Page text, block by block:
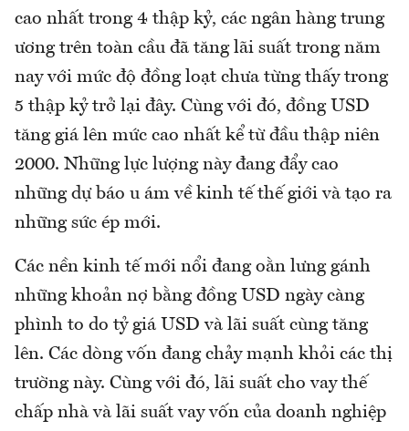
cao nhất trong 4 thập kỷ, các ngân hàng trung
ương trên toàn cầu đã tăng lãi suất trong năm
nay với mức độ đồng loạt chưa từng thấy trong
5 thập kỷ trở lại đây. Cùng với đó, đồng USD
tăng giá lên mức cao nhất kể từ đầu thập niên
2000. Những lực lượng này đang đẩy cao
những dự báo u ám về kinh tế thế giới và tạo ra
những sức ép mới.
Các nền kinh tế mới nổi đang oằn lưng gánh
những khoản nợ bằng đồng USD ngày càng
phình to do tỷ giá USD và lãi suất cùng tăng
lên. Các dòng vốn đang chảy mạnh khỏi các thị
trường này. Cùng với đó, lãi suất cho vay thế
chấp nhà và lãi suất vay vốn của doanh nghiệp